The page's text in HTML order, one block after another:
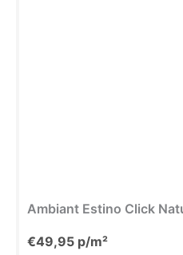
Ambiant Estino Click
€49,95 p/m²